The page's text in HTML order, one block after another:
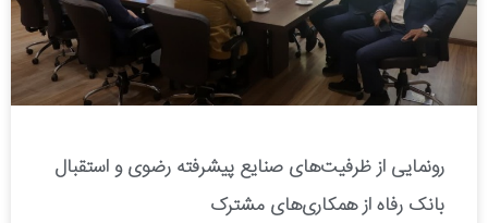
رونمایی از ظرفیت‌های صنایع پیشرفته رضوی و استقبال
بانک رفاه از همکاری‌های مشترک